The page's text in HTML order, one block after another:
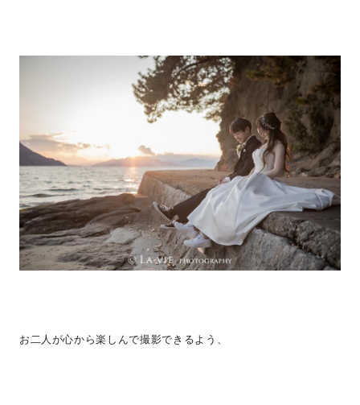
お二人が心から楽しんで撮影できるよう、